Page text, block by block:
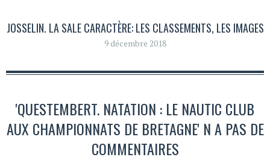
JOSSELIN. LA SALE CARACTÈRE: LES CLASSEMENTS, LES IMAGES
9 décembre 2018
'QUESTEMBERT. NATATION : LE NAUTIC CLUB
AUX CHAMPIONNATS DE BRETAGNE' N A PAS DE
COMMENTAIRES